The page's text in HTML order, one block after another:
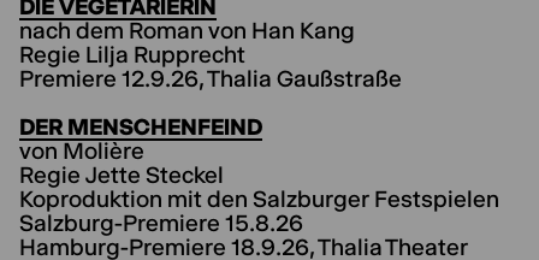
DIE VEGETARIERIN
nach dem Roman von Han Kang
Regie Lilja Rupprecht
Premiere 12.9.26, Thalia Gaußstraße
DER MENSCHENFEIND
von Molière
Regie Jette Steckel
Koproduktion mit den Salzburger Festspielen
Salzburg-Premiere 15.8.26
Hamburg-Premiere 18.9.26, Thalia Theater